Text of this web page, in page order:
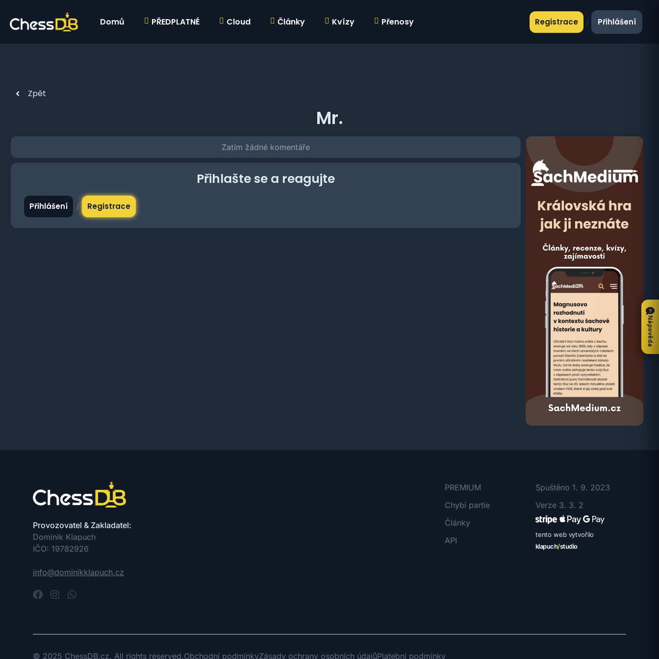
Domů PŘEDPLATNÉ Cloud Články Kvízy Přenosy Registrace / Přihlášení
Zpět
Mr.
Zatím žádné komentáře
Přihlašte se a reagujte
Přihlášení / Registrace
Provozovatel & Zakladatel:
Dominik Klapuch
IČO: 19782926
info@dominikklapuch.cz
PREMIUM
Chybí partie
Články
API
Spuštěno 1. 9. 2023
Verze 3. 3. 2
tento web vytvořilo
klapuch/studio
© 2025 ChessDB.cz. All rights reserved.Obchodní podmínkyZásady ochrany osobních údajůPlatební podmínky
Nápověda